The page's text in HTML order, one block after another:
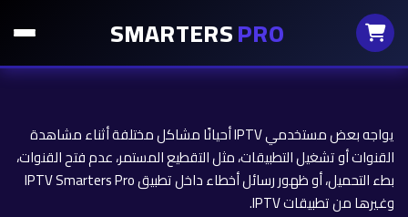
SMARTERSPRO
يواجه بعض مستخدمي IPTV أحيانًا مشاكل مختلفة أثناء مشاهدة
القنوات أو تشغيل التطبيقات، مثل التقطيع المستمر، عدم فتح القنوات،
بطء التحميل، أو ظهور رسائل أخطاء داخل تطبيق IPTV Smarters Pro
وغيرها من تطبيقات IPTV.